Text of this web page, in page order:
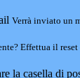
Verrà inviato un
Effettua il
la casella di